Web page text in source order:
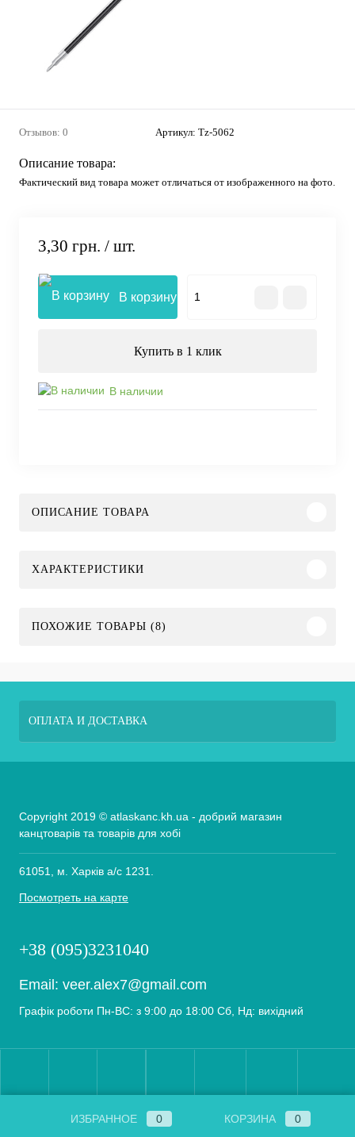
Отзывов: 0 Артикул: Tz-5062
Описание товара:
Фактический вид товара может отличаться от изображенного на фото.
3,30 грн. / шт.
В корзину
Купить в 1 клик
В наличии
ОПИСАНИЕ ТОВАРА
ХАРАКТЕРИСТИКИ
ПОХОЖИЕ ТОВАРЫ (8)
ОПЛАТА И ДОСТАВКА
Copyright 2019 © atlaskanc.kh.ua - добрий магазин
канцтоварів та товарів для хобі
61051, м. Харків а/с 1231.
Посмотреть на карте
+38 (095)3231040
Email: veer.alex7@gmail.com
Графік роботи Пн-ВС: з 9:00 до 18:00 Сб, Нд: вихідний
ИЗБРАННОЕ 0 КОРЗИНА 0